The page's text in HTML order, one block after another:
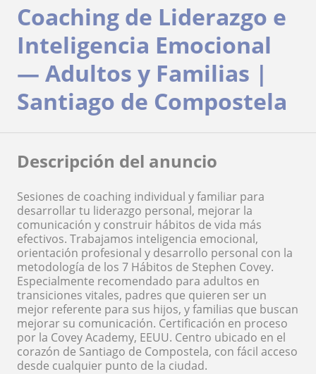
Coaching de Liderazgo e
Inteligencia Emocional
— Adultos y Familias |
Santiago de Compostela
Descripción del anuncio
Sesiones de coaching individual y familiar para
desarrollar tu liderazgo personal, mejorar la
comunicación y construir hábitos de vida más
efectivos. Trabajamos inteligencia emocional,
orientación profesional y desarrollo personal con la
metodología de los 7 Hábitos de Stephen Covey.
Especialmente recomendado para adultos en
transiciones vitales, padres que quieren ser un
mejor referente para sus hijos, y familias que buscan
mejorar su comunicación. Certificación en proceso
por la Covey Academy, EEUU. Centro ubicado en el
corazón de Santiago de Compostela, con fácil acceso
desde cualquier punto de la ciudad.